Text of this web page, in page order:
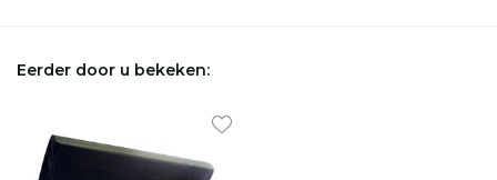
Eerder door u bekeken: